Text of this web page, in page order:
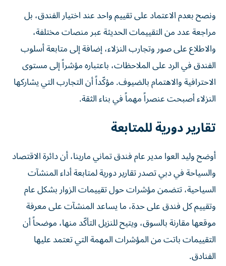
ونصح بعدم الاعتماد على تقييم واحد عند اختيار الفندق، بل
مراجعة عدد من التقييمات الحديثة عبر منصات مختلفة،
والاطلاع على صور وتجارب النزلاء، إضافة إلى متابعة أسلوب
الفندق في الرد على الملاحظات، باعتباره مؤشراً إلى مستوى
الاحترافية والاهتمام بالضيوف. مؤكّداً أن التجارب التي يشاركها
النزلاء أصبحت عنصراً مهماً في بناء الثقة.
تقارير دورية للمتابعة
أوضح وليد العوا مدير عام فندق تماني مارينا، أن دائرة الاقتصاد
والسياحة في دبي تصدر تقارير دورية لمتابعة أداء المنشآت
السياحية، تتضمن مؤشرات حول تقييمات الزوار بشكل عام
وتقييم كل فندق على حدة، ما يساعد المنشآت على معرفة
موقعها مقارنة بالسوق، ويتيح للنزيل التأكّد منها، موضحاً أن
التقييمات باتت من المؤشرات المهمة التي تعتمد عليها
الفنادق.